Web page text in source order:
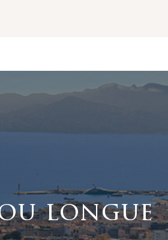
longue